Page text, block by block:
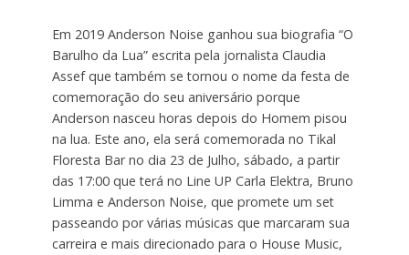
Em 2019 Anderson Noise ganhou sua biografia “O
Barulho da Lua” escrita pela jornalista Claudia
Assef que também se tornou o nome da festa de
comemoração do seu aniversário porque
Anderson nasceu horas depois do Homem pisou
na lua. Este ano, ela será comemorada no Tikal
Floresta Bar no dia 23 de Julho, sábado, a partir
das 17:00 que terá no Line UP Carla Elektra, Bruno
Limma e Anderson Noise, que promete um set
passeando por várias músicas que marcaram sua
carreira e mais direcionado para o House Music,